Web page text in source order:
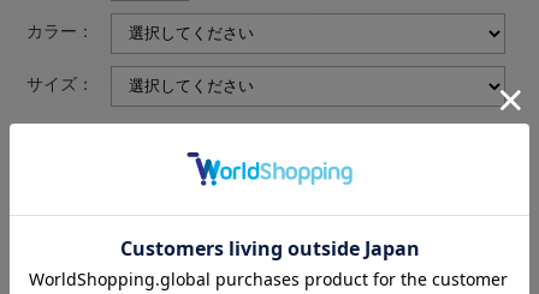
カラー：
サイズ：
返品についての詳細はこちら